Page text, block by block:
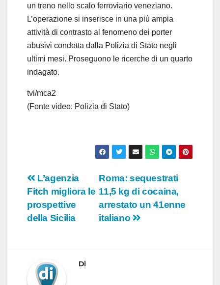
un treno nello scalo ferroviario veneziano.
L’operazione si inserisce in una più ampia
attività di contrasto al fenomeno dei porter
abusivi condotta dalla Polizia di Stato negli
ultimi mesi. Proseguono le ricerche di un quarto
indagato.
tvi/mca2
(Fonte video: Polizia di Stato)
Navigazione
articoli
Roma: sequestrati
11,5 kg di cocaina,
arrestato un 41enne
italiano
L’agenzia
Fitch migliora le
prospettive
della Sicilia
Di